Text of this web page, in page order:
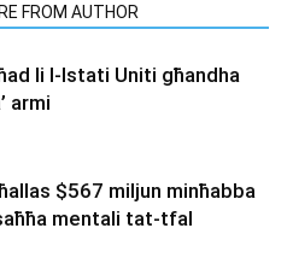
FROM AUTHOR
li l-Istati Uniti għandha
armi
$567 miljun minħabba
mentali tat-tfal